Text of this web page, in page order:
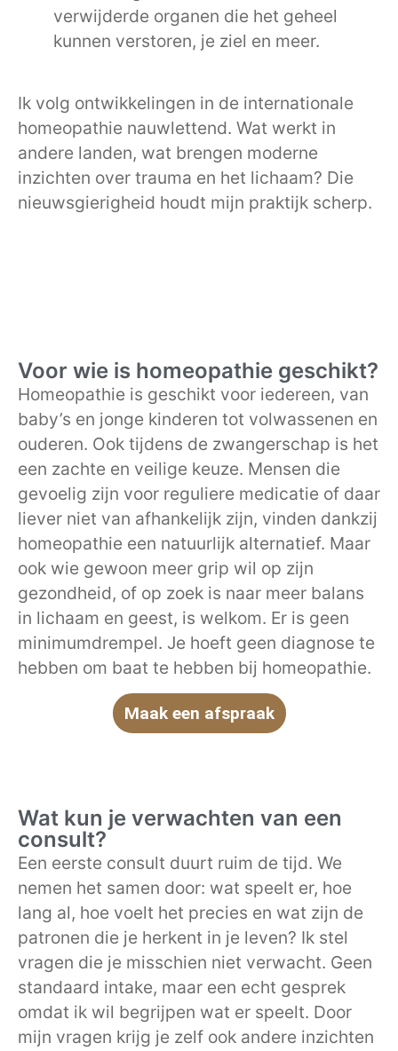
verwijderde organen die het geheel
kunnen verstoren, je ziel en meer.
Ik volg ontwikkelingen in de internationale
homeopathie nauwlettend. Wat werkt in
andere landen, wat brengen moderne
inzichten over trauma en het lichaam? Die
nieuwsgierigheid houdt mijn praktijk scherp.
Voor wie is homeopathie geschikt?
Homeopathie is geschikt voor iedereen, van
baby’s en jonge kinderen tot volwassenen en
ouderen. Ook tijdens de zwangerschap is het
een zachte en veilige keuze. Mensen die
gevoelig zijn voor reguliere medicatie of daar
liever niet van afhankelijk zijn, vinden dankzij
homeopathie een natuurlijk alternatief. Maar
ook wie gewoon meer grip wil op zijn
gezondheid, of op zoek is naar meer balans
in lichaam en geest, is welkom. Er is geen
minimumdrempel. Je hoeft geen diagnose te
hebben om baat te hebben bij homeopathie.
Maak een afspraak
Wat kun je verwachten van een
consult?
Een eerste consult duurt ruim de tijd. We
nemen het samen door: wat speelt er, hoe
lang al, hoe voelt het precies en wat zijn de
patronen die je herkent in je leven? Ik stel
vragen die je misschien niet verwacht. Geen
standaard intake, maar een echt gesprek
omdat ik wil begrijpen wat er speelt. Door
mijn vragen krijg je zelf ook andere inzichten